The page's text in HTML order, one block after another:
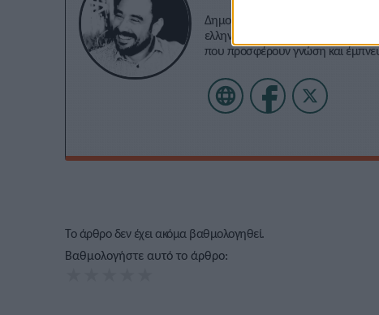
Δημοσιογράφος με εμπειρία σε
ελληνοτουρκικά, τον Ολυμπιακό
που προσφέρουν γνώση και
Το άρθρο δεν έχει ακόμα βαθμολογηθεί.
Βαθμολογήστε αυτό το άρθρο: